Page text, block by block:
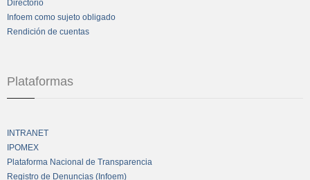
Directorio
Infoem como sujeto obligado
Rendición de cuentas
Plataformas
INTRANET
IPOMEX
Plataforma Nacional de Transparencia
Registro de Denuncias (Infoem)